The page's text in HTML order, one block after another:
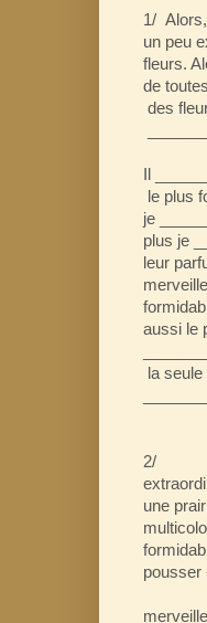
1/
un peu
fleurs.
de
des
Il
le plus
je
plus je
leur
aussi le
la
2/
une
pousser